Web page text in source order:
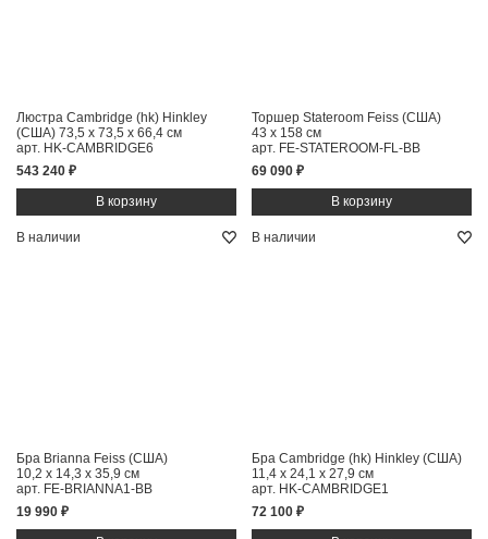
Люстра Cambridge (hk) Hinkley
(США) 73,5 x 73,5 x 66,4 см
арт. HK-CAMBRIDGE6
543 240 ₽
Торшер Stateroom Feiss (США)
43 x 158 см
арт. FE-STATEROOM-FL-BB
69 090 ₽
В наличии
Бра Brianna Feiss (США)
10,2 x 14,3 x 35,9 см
арт. FE-BRIANNA1-BB
19 990 ₽
В наличии
Бра Cambridge (hk) Hinkley (США)
11,4 x 24,1 x 27,9 см
арт. HK-CAMBRIDGE1
72 100 ₽